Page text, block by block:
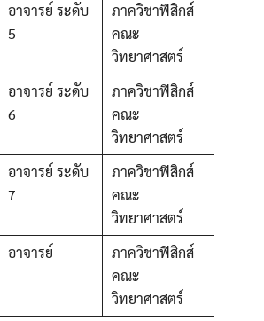
อาจารย์ ระดับ
5
ภาควิชาฟิสิกส์
คณะ
วิทยาศาสตร์
อาจารย์ ระดับ
6
ภาควิชาฟิสิกส์
คณะ
วิทยาศาสตร์
อาจารย์ ระดับ
7
ภาควิชาฟิสิกส์
คณะ
วิทยาศาสตร์
อาจารย์
ภาควิชาฟิสิกส์
คณะ
วิทยาศาสตร์